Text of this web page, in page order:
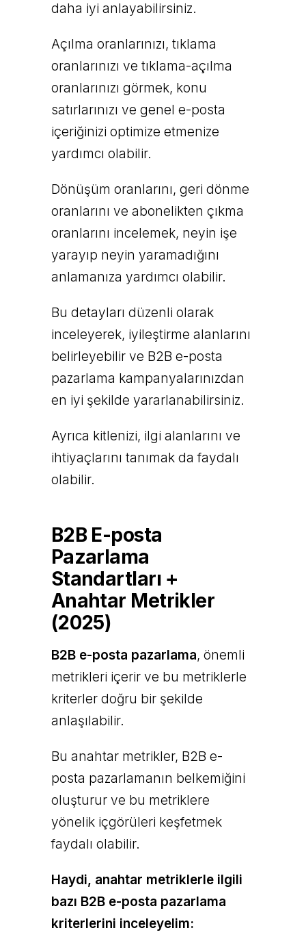
daha iyi anlayabilirsiniz.
Açılma oranlarınızı, tıklama
oranlarınızı ve tıklama-açılma
oranlarınızı görmek, konu
satırlarınızı ve genel e-posta
içeriğinizi optimize etmenize
yardımcı olabilir.
Dönüşüm oranlarını, geri dönme
oranlarını ve abonelikten çıkma
oranlarını incelemek, neyin işe
yarayıp neyin yaramadığını
anlamanıza yardımcı olabilir.
Bu detayları düzenli olarak
inceleyerek, iyileştirme alanlarını
belirleyebilir ve B2B e-posta
pazarlama kampanyalarınızdan
en iyi şekilde yararlanabilirsiniz.
Ayrıca kitlenizi, ilgi alanlarını ve
ihtiyaçlarını tanımak da faydalı
olabilir.
B2B E-posta
Pazarlama
Standartları +
Anahtar Metrikler
(2025)
B2B e-posta pazarlama, önemli
metrikleri içerir ve bu metriklerle
kriterler doğru bir şekilde
anlaşılabilir.
Bu anahtar metrikler, B2B e-
posta pazarlamanın belkemiğini
oluşturur ve bu metriklere
yönelik içgörüleri keşfetmek
faydalı olabilir.
Haydi, anahtar metriklerle ilgili
bazı B2B e-posta pazarlama
kriterlerini inceleyelim: